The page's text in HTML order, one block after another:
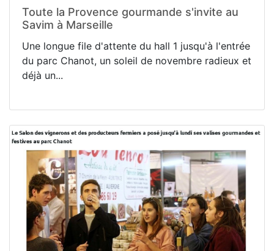
Toute la Provence gourmande s'invite au
Savim à Marseille
Une longue file d'attente du hall 1 jusqu'à l'entrée
du parc Chanot, un soleil de novembre radieux et
déjà un...